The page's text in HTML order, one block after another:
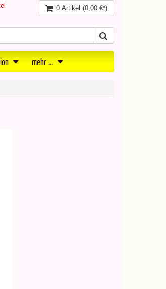
0 Artikel (0,00 €*)
mehr ...